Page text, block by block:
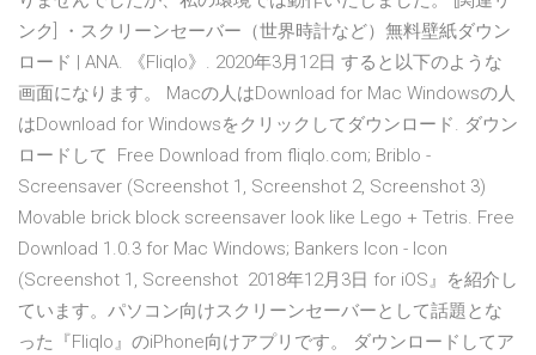
ンク] ・スクリーンセーバー（世界時計など）無料壁紙ダウン
ロード | ANA. 《Fliqlo》. 2020年3月12日 すると以下のような
画面になります。 Macの人はDownload for Mac Windowsの人
はDownload for Windowsをクリックしてダウンロード. ダウン
ロードして Free Download from fliqlo.com; Briblo -
Screensaver (Screenshot 1, Screenshot 2, Screenshot 3)
Movable brick block screensaver look like Lego + Tetris. Free
Download 1.0.3 for Mac Windows; Bankers Icon - Icon
(Screenshot 1, Screenshot 2018年12月3日 for iOS』を紹介し
ています。パソコン向けスクリーンセーバーとして話題とな
った『Fliqlo』のiPhone向けアプリです。 ダウンロードしてア